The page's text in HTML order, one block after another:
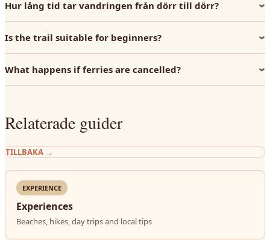
Hur lång tid tar vandringen från dörr till dörr?
Is the trail suitable for beginners?
What happens if ferries are cancelled?
Relaterade guider
TILLBAKA →
EXPERIENCE
Experiences
Beaches, hikes, day trips and local tips